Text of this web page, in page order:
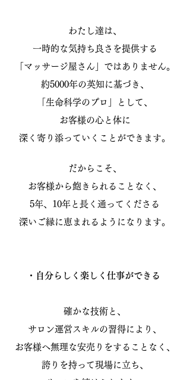
わたし達は、
一時的な気持ち良さを提供する
「マッサージ屋さん」ではありません。
約5000年の英知に基づき、
「生命科学のプロ」として、
お客様の心と体に
深く寄り添っていくことができます。
だからこそ、
お客様から飽きられることなく、
5年、10年と長く通ってくださる
深いご縁に恵まれるようになります。
・自分らしく楽しく仕事ができる
確かな技術と、
サロン運営スキルの習得により、
お客様へ無理な安売りをすることなく、
誇りを持って現場に立ち、